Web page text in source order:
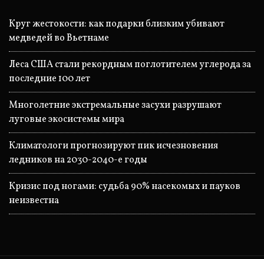
Круг жестокости: как подарки близким убивают
медведей во Вьетнаме
Леса США стали рекордным поглотителем углерода за
последние 100 лет
Многолетние экстремальные засухи разрушают
луговые экосистемы мира
Климатологи прогнозируют пик исчезновения
ледников на 2030-2040-е годы
Кризис под ногами: судьба 90% насекомых и пауков
неизвестна